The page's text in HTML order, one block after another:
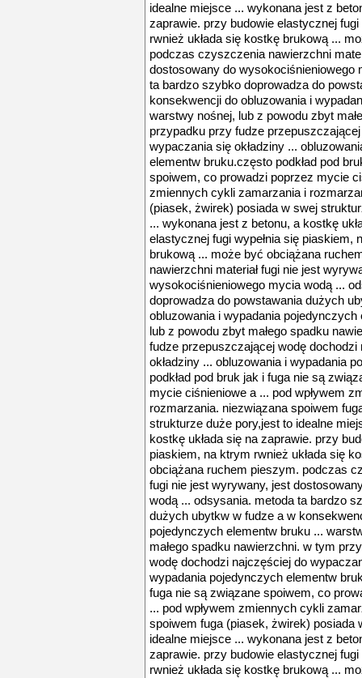
idealne miejsce ... wykonana jest z
zaprawie. przy budowie elastycznej
rwnież układa się kostkę brukową ...
podczas czyszczenia nawierzchni
dostosowany do wysokociśnieniowego
ta bardzo szybko doprowadza do
konsekwencji do obluzowania i
warstwy nośnej, lub z powodu zbyt
przypadku przy fudze
wypaczania się okładziny ...
elementw bruku.często podkład pod
spoiwem, co prowadzi poprzez mycie
zmiennych cykli zamarzania i
(piasek, żwirek) posiada w swej
... wykonana jest z betonu, a kostkę
elastycznej fugi wypełnia się piaskiem,
brukową ... może być obciążana
nawierzchni materiał fugi nie jest
wysokociśnieniowego mycia wodą ...
doprowadza do powstawania dużych
obluzowania i wypadania
lub z powodu zbyt małego spadku
fudze przepuszczającej wodę
okładziny ... obluzowania i wypadania
podkład pod bruk jak i fuga nie są
mycie ciśnieniowe a ... pod wpływem
rozmarzania. niezwiązana spoiwem
strukturze duże pory,jest to idealne
kostkę układa się na zaprawie. przy
piaskiem, na ktrym rwnież układa się
obciążana ruchem pieszym. podczas
fugi nie jest wyrywany, jest
wodą ... odsysania. metoda ta bardzo
dużych ubytkw w fudze a w
pojedynczych elementw bruku ...
małego spadku nawierzchni. w tym
wodę dochodzi najczęściej do
wypadania pojedynczych elementw
fuga nie są związane spoiwem, co
... pod wpływem zmiennych cykli
spoiwem fuga (piasek, żwirek) posiada
idealne miejsce ... wykonana jest z
zaprawie. przy budowie elastycznej
rwnież układa się kostkę brukową ...